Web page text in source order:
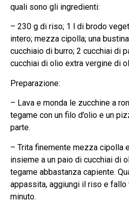
quali sono gli ingredienti:
– 230 g di riso; 1 l di brodo
intero; mezza cipolla; una
cucchiaio di burro; 2 cucchiai di
cucchiai di olio extra vergine di
Preparazione:
– Lava e monda le zucchine a
tegame con un filo d’olio e un
parte.
– Trita finemente mezza cipolla
insieme a un paio di cucchiai di
tegame abbastanza capiente.
appassita, aggiungi il riso e
minuto.